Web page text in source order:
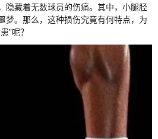
隐藏着无数球员的伤痛。其中，小腿胫
梦。那么，这种损伤究竟有何特点，为
”呢？